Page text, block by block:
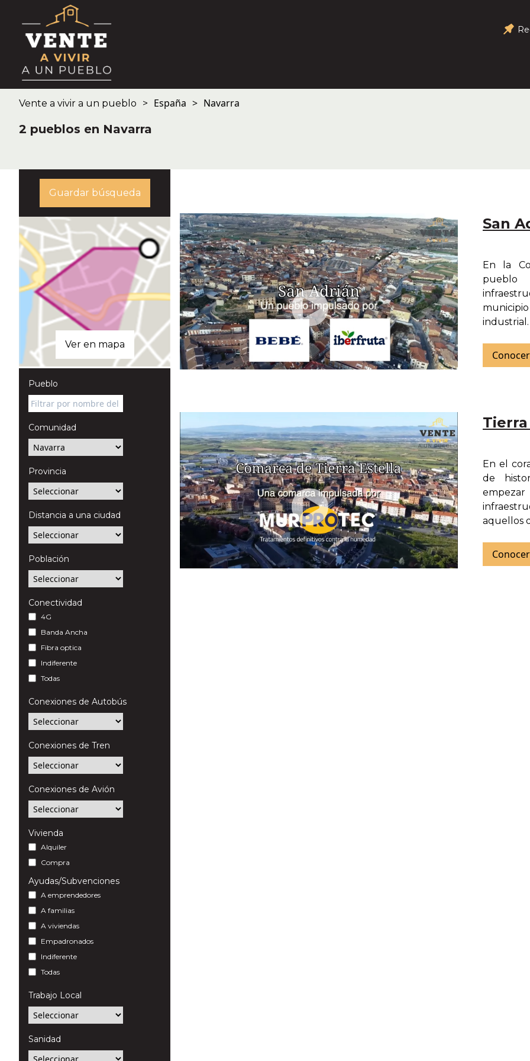
Vente a vivir a un pueblo España Navarra
2 pueblos en Navarra
Guardar búsqueda
Ver en mapa
Pueblo
Comunidad
Provincia
Distancia a una ciudad
Población
Conectividad
4G
Banda Ancha
Fibra optica
Indiferente
Todas
Conexiones de Autobús
Conexiones de Tren
Conexiones de Avión
Vivienda
Alquiler
Compra
Ayudas/Subvenciones
A emprendedores
A familias
A viviendas
Empadronados
Indiferente
Todas
Trabajo Local
Sanidad
San
En la
pueblo
En el
de
aquellos